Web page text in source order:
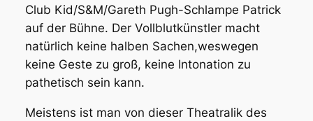
Club Kid/S&M/Gareth Pugh-Schlampe Patrick
auf der Bühne. Der Vollblutkünstler macht
natürlich keine halben Sachen,weswegen
keine Geste zu groß, keine Intonation zu
pathetisch sein kann.
Meistens ist man von dieser Theatralik des